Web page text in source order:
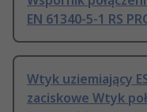
EN 61340-5-1 RS
Wtyk uziemiający
zaciskowe Wtyk